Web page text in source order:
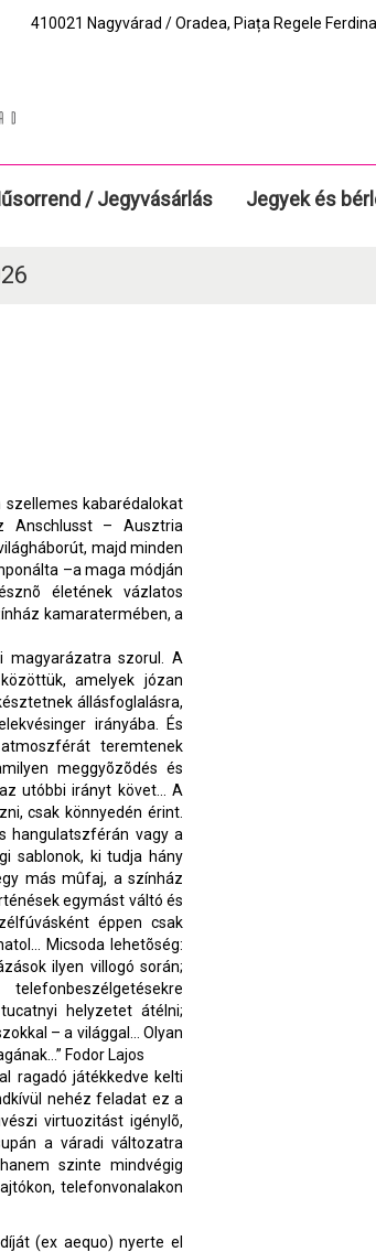
410021 Nagyvárad / Oradea, Piața Regele
/ Jegyvásárlás Jegyek és
szellemes kabarédalokat
Anschlusst – Ausztria
majd minden
–a maga módján
életének vázlatos
kamaratermében, a
szorul. A
amelyek józan
állásfoglalásra,
irányába. És
teremtenek
meggyõzõdés és
utóbbi irányt követ... A
csak könnyedén érint.
hangulatszférán vagy a
sablonok, ki tudja hány
más mûfaj, a színház
egymást váltó és
éppen csak
Micsoda lehetõség:
ilyen villogó során;
helyzetet átélni;
– a világgal… Olyan
Fodor Lajos
ragadó játékkedve kelti
nehéz feladat ez a
virtuozitást igénylõ,
a váradi változatra
szinte mindvégig
telefonvonalakon
(ex aequo) nyerte el